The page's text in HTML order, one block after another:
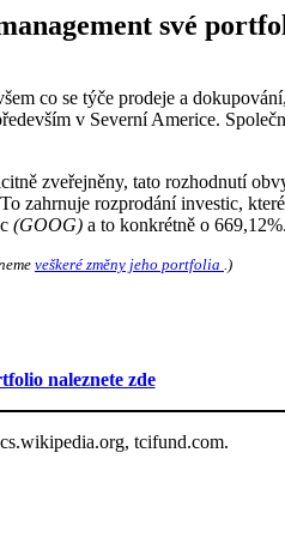
své
co se týče prodeje a
v Severní Americe.
zveřejněny, tato rozhodnutí
zahrnuje rozprodání investic,
(GOOG) a to konkrétně o 669,12%.
veškeré změny jeho portfolia .)
naleznete zde
tcifund.com.